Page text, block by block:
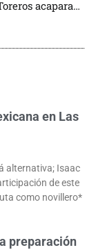
Enanitos Toreros acaparan la atención en la Feria del Toro
en Las
alternativa; Isaac
de este
como novillero*
preparación